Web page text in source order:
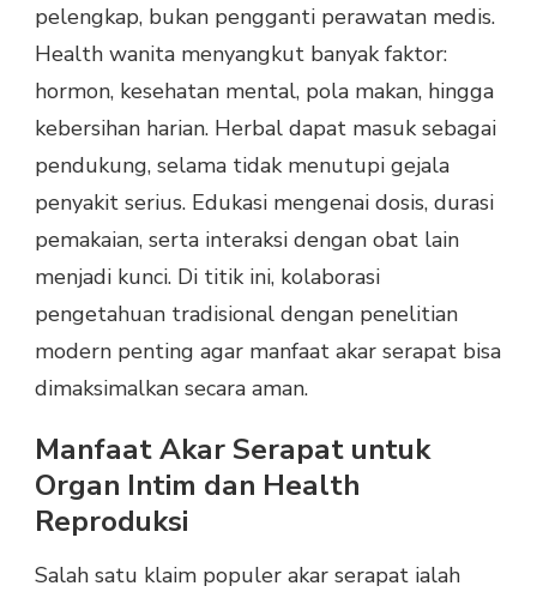
pelengkap, bukan pengganti perawatan medis.
Health wanita menyangkut banyak faktor:
hormon, kesehatan mental, pola makan, hingga
kebersihan harian. Herbal dapat masuk sebagai
pendukung, selama tidak menutupi gejala
penyakit serius. Edukasi mengenai dosis, durasi
pemakaian, serta interaksi dengan obat lain
menjadi kunci. Di titik ini, kolaborasi
pengetahuan tradisional dengan penelitian
modern penting agar manfaat akar serapat bisa
dimaksimalkan secara aman.
Manfaat Akar Serapat untuk
Organ Intim dan Health
Reproduksi
Salah satu klaim populer akar serapat ialah